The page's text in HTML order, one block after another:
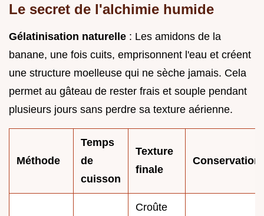
Le secret de l'alchimie humide
Gélatinisation naturelle : Les amidons de la
banane, une fois cuits, emprisonnent l'eau et créent
une structure moelleuse qui ne sèche jamais. Cela
permet au gâteau de rester frais et souple pendant
plusieurs jours sans perdre sa texture aérienne.
Méthode
Temps
de
cuisson
Texture
finale
Conservation
Croûte